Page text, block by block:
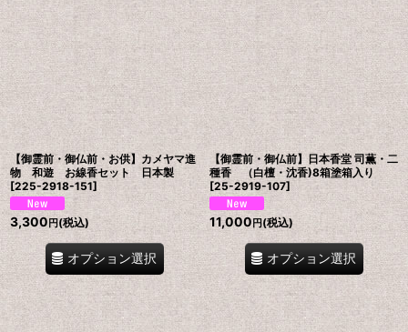
【御霊前・御仏前・お供】カメヤマ進
物 和遊 お線香セット 日本製
[225-2918-151]
3,300 円 (税込)
オプション選択
【御霊前・御仏前】日本香堂 司薫・二
種香 （白檀・沈香)8箱塗箱入り
[25-2919-107]
11,000円(税込)
オプション選択